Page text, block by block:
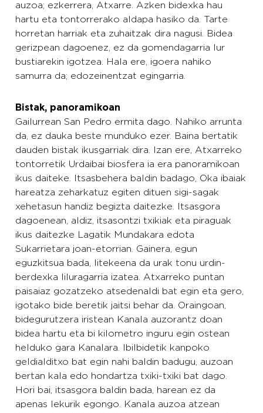
auzoa; ezkerrera, Atxarre. Azken bidexka hau
hartu eta tontorrerako aldapa hasiko da. Tarte
horretan harriak eta zuhaitzak dira nagusi. Bidea
gerizpean dagoenez, ez da gomendagarria lur
bustiarekin igotzea. Hala ere, igoera nahiko
samurra da; edozeinentzat egingarria.
Bistak, panoramikoan
Gailurrean San Pedro ermita dago. Nahiko arrunta
da, ez dauka beste munduko ezer. Baina bertatik
dauden bistak ikusgarriak dira. Izan ere, Atxarreko
tontorretik Urdaibai biosfera ia era panoramikoan
ikus daiteke. Itsasbehera baldin badago, Oka ibaiak
hareatza zeharkatuz egiten dituen sigi-sagak
xehetasun handiz begizta daitezke. Itsasgora
dagoenean, aldiz, itsasontzi txikiak eta piraguak
ikus daitezke Lagatik Mundakara edota
Sukarrietara joan-etorrian. Gainera, egun
eguzkitsua bada, litekeena da urak tonu urdin-
berdexka liluragarria izatea. Atxarreko puntan
paisaiaz gozatzeko atsedenaldi bat egin eta gero,
igotako bide beretik jaitsi behar da. Oraingoan,
bidegurutzera iristean Kanala auzorantz doan
bidea hartu eta bi kilometro inguru egin ostean
helduko gara Kanalara. Ibilbidetik kanpoko
geldialditxo bat egin nahi baldin badugu, auzoan
bertan kala edo hondartza txiki-txiki bat dago.
Hori bai, itsasgora baldin bada, harean ez da
apenas lekurik egongo. Kanala auzoa atzean